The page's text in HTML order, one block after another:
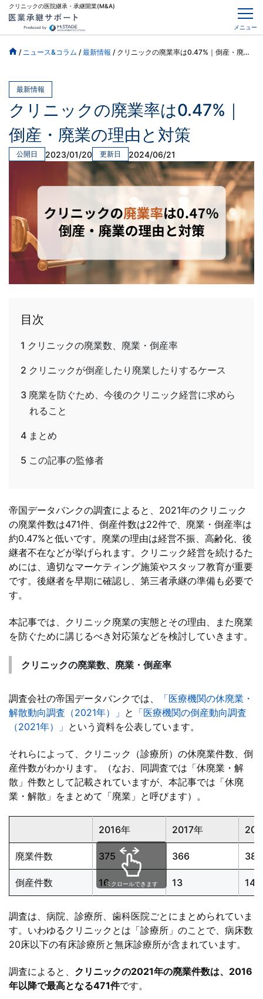
クリニックの医院継承・承継開業(M&A)
メニュー
/ ニュース&コラム / 最新情報 / クリニックの廃業率は0.47%｜倒産・廃業の理由と対策
最新情報
クリニックの廃業率は0.47%｜
倒産・廃業の理由と対策
公開日 2023/01/20 更新日 2024/06/21
目次
1 クリニックの廃業数、廃業・倒産率
2 クリニックが倒産したり廃業したりするケース
3 廃業を防ぐため、今後のクリニック経営に求めら
れること
4 まとめ
5 この記事の監修者
帝国データバンクの調査によると、2021年のクリニック
の廃業件数は471件、倒産件数は22件で、廃業・倒産率は
約0.47%と低いです。廃業の理由は経営不振、高齢化、後
継者不在などが挙げられます。クリニック経営を続けるた
めには、適切なマーケティング施策やスタッフ教育が重要
です。後継者を早期に確認し、第三者承継の準備も必要で
す。
本記事では、クリニック廃業の実態とその理由、また廃業
を防ぐために講じるべき対応策などを検討していきます。
クリニックの廃業数、廃業・倒産率
調査会社の帝国データバンクでは、
「医療機関の休廃業・
解散動向調査（2021年）」 と 「医療機関の倒産動向調査
（2021年）」 という資料を公表しています。
それらによって、クリニック（診療所）の休廃業件数、倒
産件数がわかります。（なお、同調査では「休廃業・解
散」件数として記載されていますが、本記事では「休廃
業・解散」をまとめて「廃業」と呼びます）。
2016年 2017年
廃業件数 375 366 387
倒産件数 16 13 14
スクロールできます
調査は、病院、診療所、歯科医院ごとにまとめられていま
す。いわゆるクリニックとは「診療所」のことで、病床数
20床以下の有床診療所と無床診療所が含まれています。
調査によると、 クリニックの2021年の廃業件数は、2016
年以降で最高となる471件です。